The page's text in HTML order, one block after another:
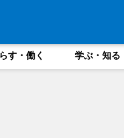
す・働く 学ぶ・知る